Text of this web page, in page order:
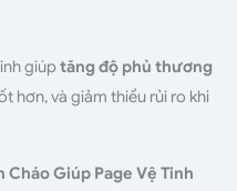
giúp tăng độ phủ thương
hơn, và giảm thiểu rủi ro khi
Cháo Giúp Page Vệ Tinh